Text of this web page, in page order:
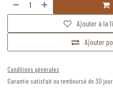
Ajouter
Ajouter à la
Conditions générales
Garantie satisfait ou remboursé de 30